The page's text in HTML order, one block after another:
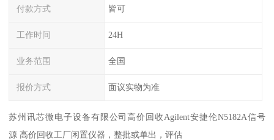
付款方式 皆可
工作时间 24H
业务范围 全国
报价方式 面议实物为准
苏州讯芯微电子设备有限公司高价回收Agilent安捷伦N5182A信号
源 高价回收工厂闲置仪器，整批或单出，评估